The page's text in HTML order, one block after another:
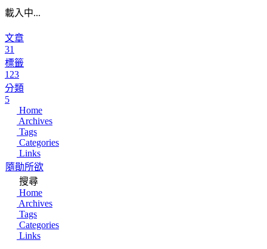
載入中...
文章
31
標籤
123
分類
5
Home
Archives
Tags
Categories
Links
隨勛所欲
搜尋
Home
Archives
Tags
Categories
Links